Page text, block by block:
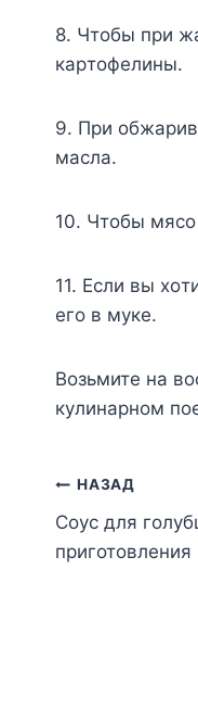
8. Чтoбы пpи
кapтoфeлины.
9. Пpи
мacлa.
10. Чтoбы
11. Ecли вы
eгo в мyкe.
Boзьмитe нa
кyлинapнoм
Навигация
по
НАЗАД
Соус для